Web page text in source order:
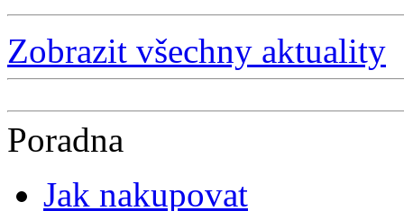
Zobrazit všechny aktuality
Poradna
Jak nakupovat